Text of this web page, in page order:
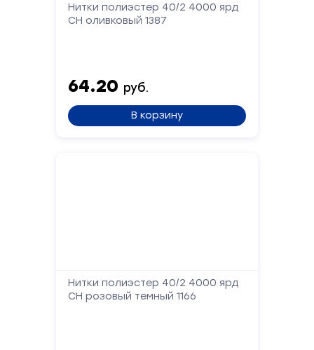
Нитки полиэстер 40/2 4000 ярд
СН оливковый 1387
64.20 руб.
В корзину
Нитки полиэстер 40/2 4000 ярд
СН розовый темный 1166
Сообщение